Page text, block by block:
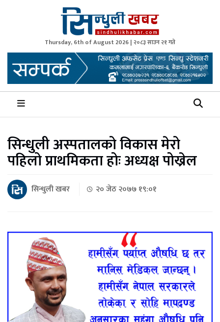
Sindhuli Khabar
News from Sindhuli Nepal
Thursday, 6th of August 2026 | २०८३ साउन २१ गते
सिन्धुली अस्पतालको विकास मेरो
पहिलो प्राथमिकता होः अध्यक्ष पोख्रेल
सिन्धुली खबर २० जेठ २०७७ १९:०१